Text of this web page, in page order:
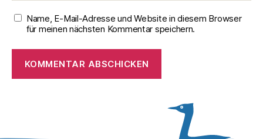
Name, E-Mail-Adresse und Website in diesem Browser
für meinen nächsten Kommentar speichern.